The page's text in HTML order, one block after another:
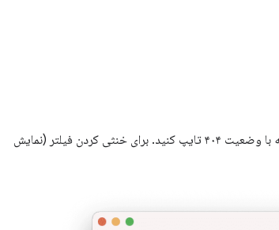
برای مثال، می‌توانید عبارت "status-code: 404" را برای فیلتر کردن درخواست‌های شبکه با وضعیت ۴۰۴ تایپ کنید. برای خنثی کردن فیلتر (نمایش